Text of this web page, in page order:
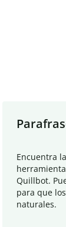
Encuentra
Quillbot.
para que
naturales.